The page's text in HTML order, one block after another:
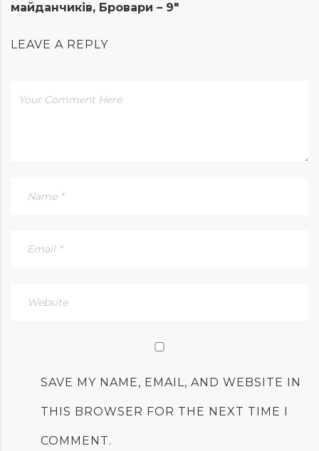
майданчиків, Бровари – 9"
LEAVE A REPLY
SAVE MY NAME, EMAIL, AND WEBSITE IN
THIS BROWSER FOR THE NEXT TIME I
COMMENT.